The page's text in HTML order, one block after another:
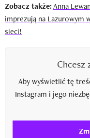
Zobacz także:Anna
imprezują na Lazurowym
sieci!
Chcesz
Aby wyświetlić tę
Instagram i jego